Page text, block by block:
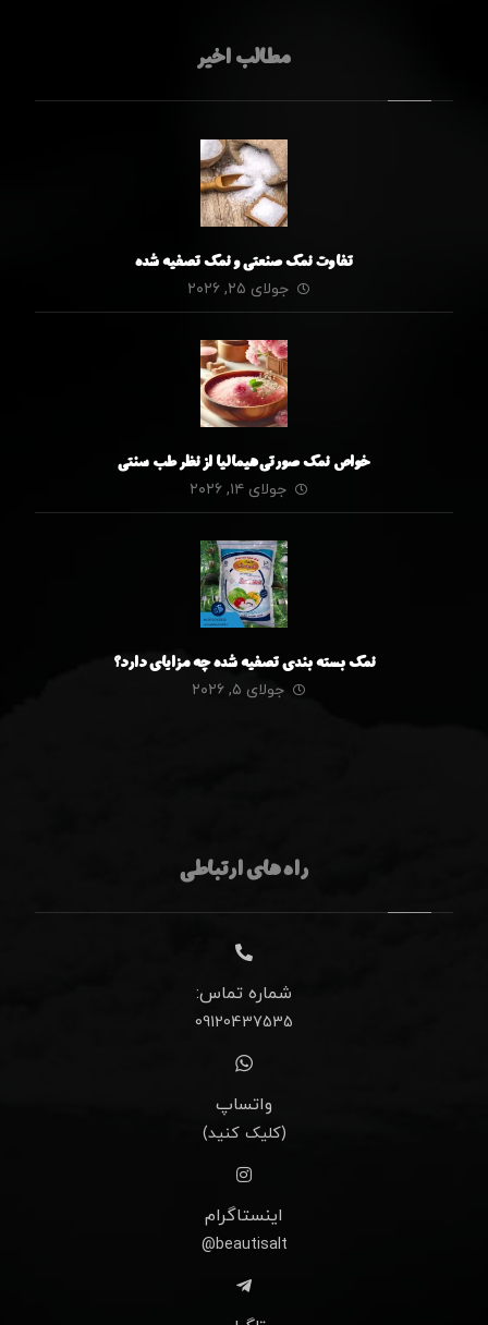
مطالب اخیر
تفاوت نمک صنعتی و نمک تصفیه شده
جولای ۲۵, ۲۰۲۶
خواص نمک صورتی هیمالیا از نظر طب سنتی
جولای ۱۴, ۲۰۲۶
نمک بسته بندی تصفیه شده چه مزایای دارد؟
جولای ۵, ۲۰۲۶
راه های ارتباطی
شماره تماس:
09120437535
واتساپ
(کلیک کنید)
اینستاگرام
beautisalt@